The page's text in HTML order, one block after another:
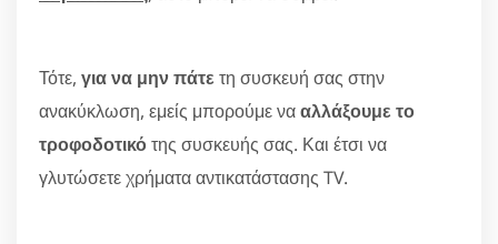
Τότε, για να μην πάτε τη συσκευή σας στην
ανακύκλωση, εμείς μπορούμε νααλλάξουμε το
τροφοδοτικότης συσκευής σας. Και έτσι να
γλυτώσετε χρήματα αντικατάστασης TV.